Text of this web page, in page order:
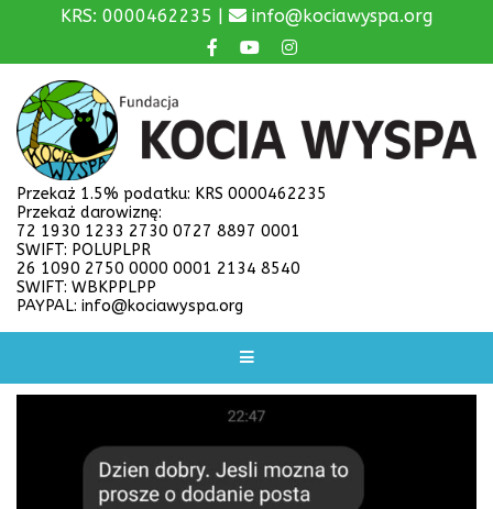
KRS: 0000462235 | info@kociawyspa.org
Przekaż 1.5% podatku: KRS 0000462235
Przekaż darowiznę:
72 1930 1233 2730 0727 8897 0001
SWIFT: POLUPLPR
26 1090 2750 0000 0001 2134 8540
SWIFT: WBKPPLPP
PAYPAL: info@kociawyspa.org